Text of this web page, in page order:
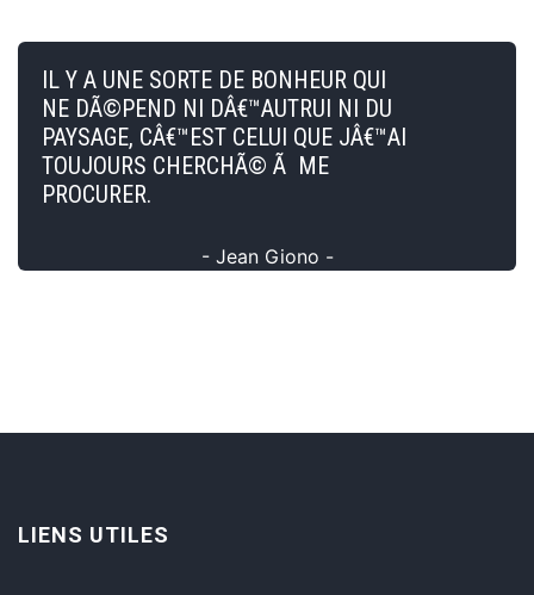
IL Y A UNE SORTE DE BONHEUR QUI
NE DÃ©PEND NI DÂ€™AUTRUI NI DU
PAYSAGE, CÂ€™EST CELUI QUE JÂ€™AI
TOUJOURS CHERCHÃ© Ã ME
PROCURER.
- Jean Giono -
LIENS UTILES